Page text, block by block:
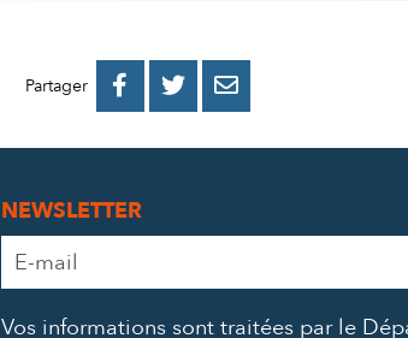
Partager 
PARTAGER
PARTAGER
PARTAGER
NEWSLETTER
Adresse
e-
Vos informations sont traitées par le